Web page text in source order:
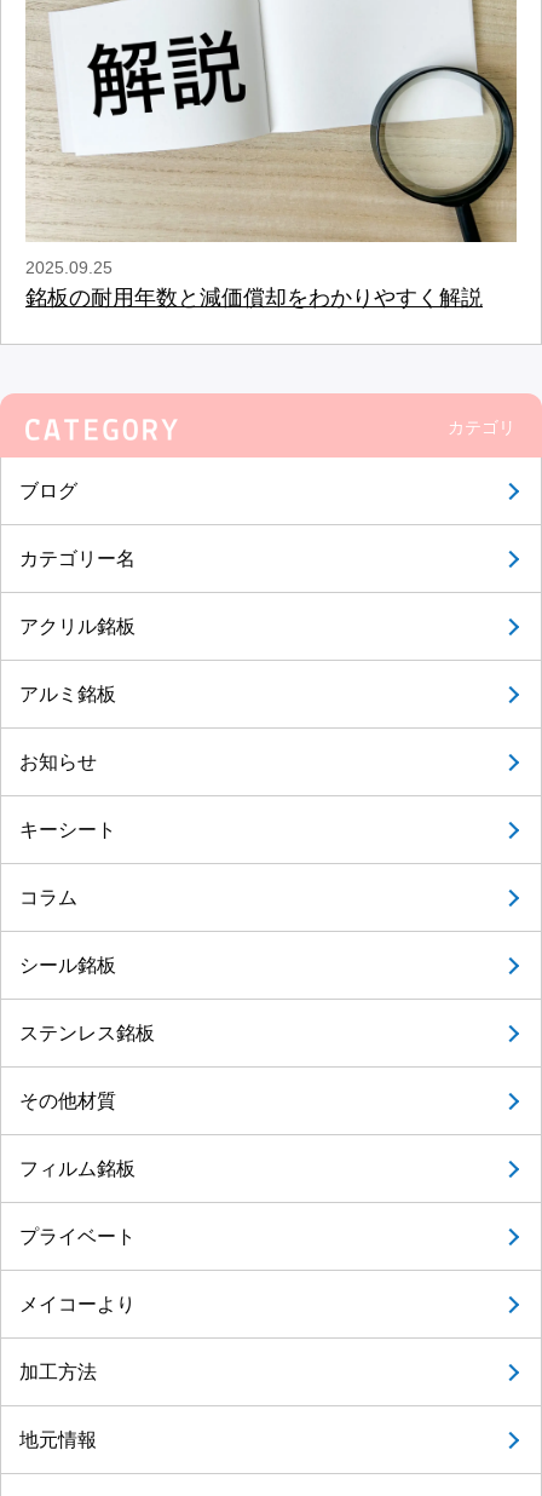
2025.09.25
銘板の耐用年数と減価償却をわかりやすく解説
カテゴリ
ブログ
カテゴリー名
アクリル銘板
アルミ銘板
お知らせ
キーシート
コラム
シール銘板
ステンレス銘板
その他材質
フィルム銘板
プライベート
メイコーより
加工方法
地元情報